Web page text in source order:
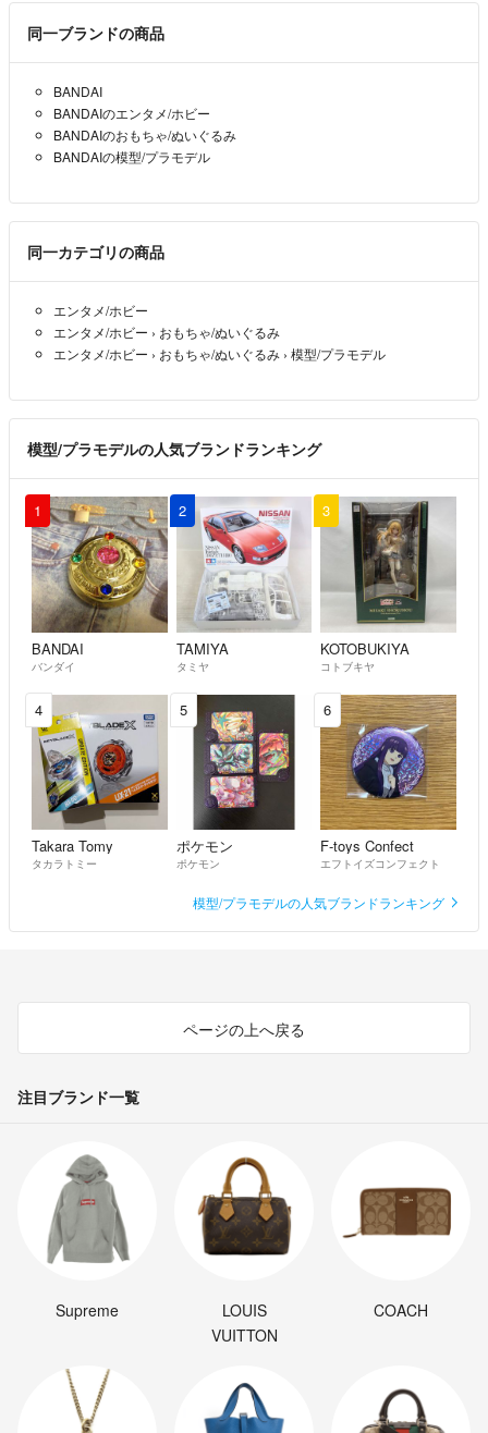
同一ブランドの商品
BANDAI
BANDAIのエンタメ/ホビー
BANDAIのおもちゃ/ぬいぐるみ
BANDAIの模型/プラモデル
同一カテゴリの商品
エンタメ/ホビー
エンタメ/ホビー › おもちゃ/ぬいぐるみ
エンタメ/ホビー › おもちゃ/ぬいぐるみ › 模型/プラモデル
模型/プラモデルの人気ブランドランキング
1
BANDAI
バンダイ
2
TAMIYA
タミヤ
3
KOTOBUKIYA
コトブキヤ
4
Takara Tomy
タカラトミー
5
ポケモン
ポケモン
6
F-toys Confect
エフトイズコンフェクト
模型/プラモデルの人気ブランドランキング
ページの上へ戻る
注目ブランド一覧
Supreme
LOUIS
VUITTON
COACH